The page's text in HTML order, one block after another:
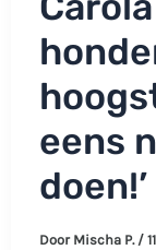
eens
doen!’
Door Mischa P. /